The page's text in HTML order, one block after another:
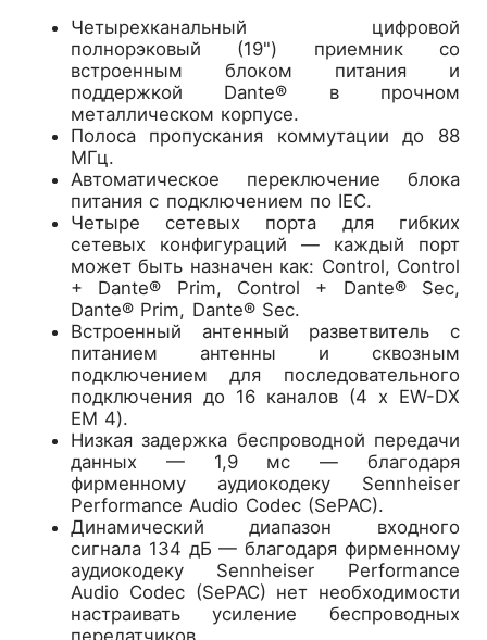
Четырехканальный цифровой
полнорэковый (19") приемник со
встроенным блоком питания и
поддержкой Dante® в прочном
металлическом корпусе.
Полоса пропускания коммутации до 88
МГц.
Автоматическое переключение блока
питания с подключением по IEC.
Четыре сетевых порта для гибких
сетевых конфигураций — каждый порт
может быть назначен как: Control, Control
+ Dante® Prim, Control + Dante® Sec,
Dante® Prim, Dante® Sec.
Встроенный антенный разветвитель с
питанием антенны и сквозным
подключением для последовательного
подключения до 16 каналов (4 x EW-DX
EM 4).
Низкая задержка беспроводной передачи
данных — 1,9 мс — благодаря
фирменному аудиокодеку Sennheiser
Performance Audio Codec (SePAC).
Динамический диапазон входного
сигнала 134 дБ — благодаря фирменному
аудиокодеку Sennheiser Performance
Audio Codec (SePAC) нет необходимости
настраивать усиление беспроводных
передатчиков.